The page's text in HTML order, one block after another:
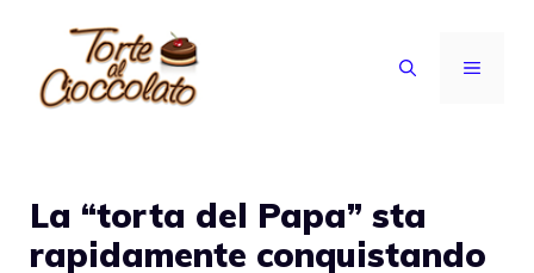
contenuto
MENU
La “torta del Papa” sta
rapidamente conquistando